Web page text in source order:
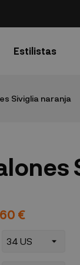
Estilistas
Siviglia naranja
€